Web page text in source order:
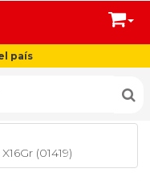
país
(01419)